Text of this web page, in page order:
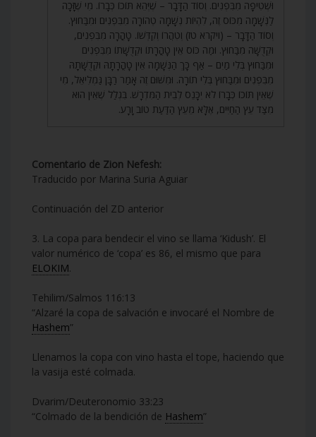
וּשְׁטִיפָה מִבִּפְנִים. וְסוֹד הַדָּבָר – שֶׁיְּהֵא תּוֹכוֹ כְּבָרוֹ. מִי שֶׁזָּכָה
לַנְּשָׁמָה מִכּוֹס זֶה, לִהְיוֹת נְשָׁמָה טְהוֹרָה מִבִּפְנִים וּמִבַּחוּץ.
וְסוֹד הַדָּבָר – (ויקרא טז) וְטִהֲרוֹ וְקִדְּשׁוֹ. טָהֳרָה מִבִּפְנִים,
וּקְדֻשָּׁה מִבַּחוּץ. וּמַה כּוֹס אֵין טָהֳרָתוֹ וּקְדֻשָּׁתוֹ מִבִּפְנִים
וּמִבַּחוּץ בְּלִי מַיִם – אַף כָּךְ הַנְּשָׁמָה אֵין טָהֳרָתָהּ וּקְדֻשָּׁתָהּ
מִבִּפְנִים וּמִבַּחוּץ בְּלִי תוֹרָה. וּמִשּׁוּם זֶה אָמַר רַבָּן גַּמְלִיאֵל, מִי
שֶׁאֵין תּוֹכוֹ כְּבָרוֹ לֹא יִכָּנֵס לְבֵית הַמִּדְרָשׁ. בִּגְלַל שֶׁאֵין הוּא
מִצַּד עֵץ הַחַיִּים, אֶלָּא מֵעֵץ הַדַּעַת טוֹב וָרָע.
Comentario de Zion Nefesh:
Traducido por Marina Suria Aguiar
Continuación del ZD anterior
3. La copa para bendecir el vino se llama ‘Kidush’. El
valor numérico de ‘copa’ es 86, el mismo que para
ELOKIM.
Tehilim/Salmos 116:13
“Alzaré la copa de salvación e invocaré el Nombre de
Hashem”
Llenamos la copa con vino hasta el tope, haciendo que
la vasija esté colmada.
Dvarim/Deuteronomio 33:23
“Colmado de la bendición de Hashem”